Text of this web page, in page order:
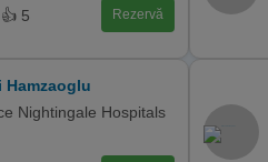
5 Rezervă
Hamzaoglu
Nightingale Hospitals